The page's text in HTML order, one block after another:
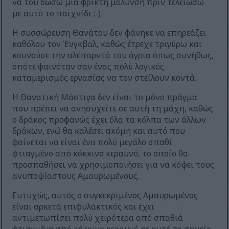
με αυτό το παιχνίδι ;-)
Η συσσώρευση Θανάτου δεν φάνηκε να επηρεάζει
καθόλου τον Ένγκβαλ, καθώς έτρεχε τριγύρω και
κουνούσε την αλέπαρντά του άγρια όπως συνήθως,
οπότε φαινόταν σαν ένας πολύ λογικός
καταμερισμός εργασίας να τον στείλουν κοντά.
Η Θανατική Μάστιγα δεν είναι το μόνο πράγμα
που πρέπει να ανησυχείτε σε αυτή τη μάχη, καθώς
ο δράκος προφανώς έχει όλα τα κόλπα των άλλων
δράκων, ενώ θα καλέσει ακόμη και αυτό που
φαίνεται να είναι ένα πολύ μεγάλο σπαθί
φτιαγμένο από κόκκινο κεραυνό, το οποίο θα
προσπαθήσει να χρησιμοποιήσει για να κόψει τους
ανυποψίαστους Αμαυρωμένους.
Ευτυχώς, αυτός ο συγκεκριμένος Αμαυρωμένος
είναι αρκετά επιφυλακτικός και έχει
αντιμετωπίσει πολύ χειρότερα από σπαθιά